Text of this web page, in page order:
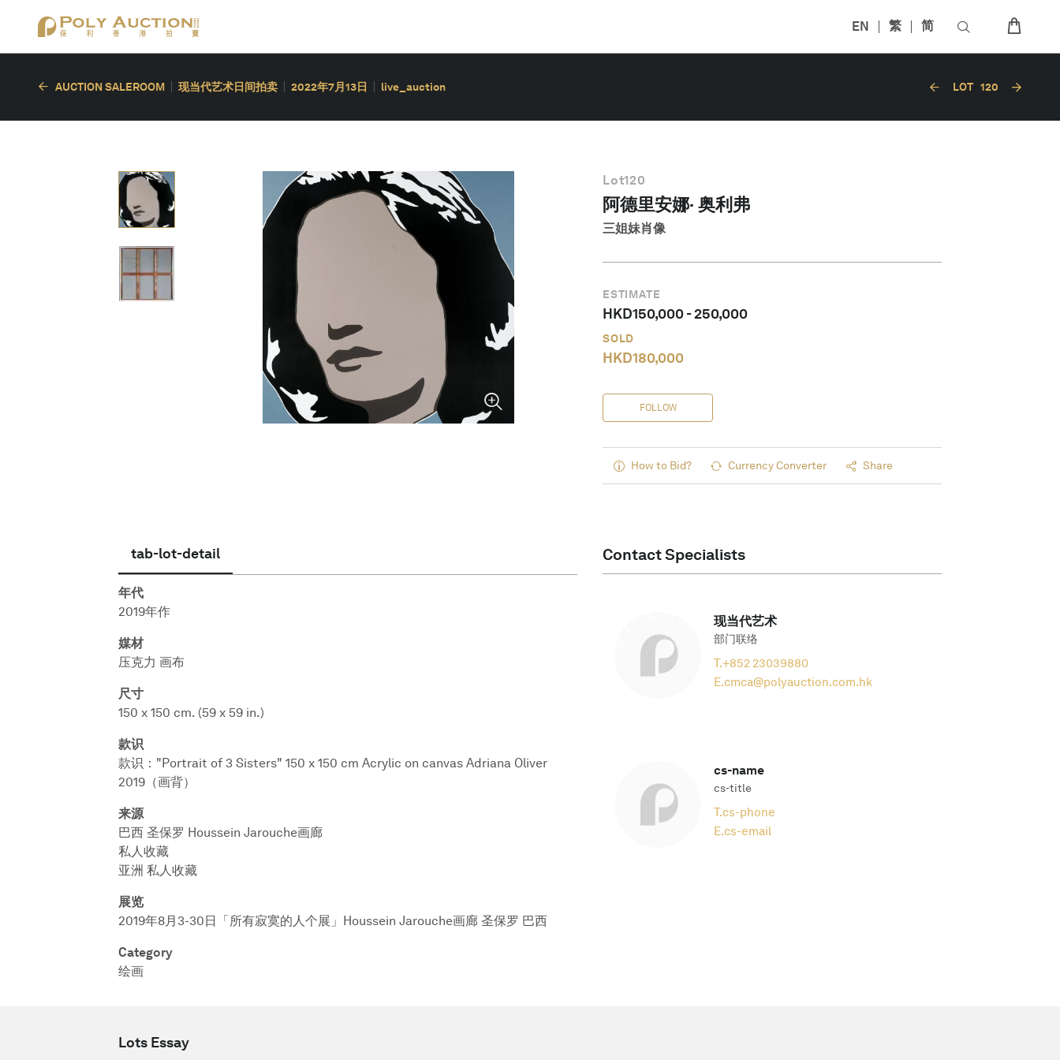
EN 繁 简
AUCTION SALEROOM 现当代艺术日间拍卖 2022年7月13日 live_auction LOT 120
Lot120
阿德里安娜· 奥利弗
三姐妹肖像
ESTIMATE
HKD150,000-250,000
SOLD
HKD180,000
FOLLOW
How to Bid? Currency Converter Share
tab-lot-detail
年代
2019年作
媒材
压克力 画布
尺寸
150 x 150 cm. (59 x 59 in.)
款识
款识："Portrait of 3 Sisters" 150 x 150 cm Acrylic on canvas Adriana Oliver
2019（画背）
来源
巴西 圣保罗 Houssein Jarouche画廊
私人收藏
亚洲 私人收藏
展览
2019年8月3-30日「所有寂寞的人个展」Houssein Jarouche画廊 圣保罗 巴西
Category
绘画
Contact Specialists
现当代艺术
部门联络
T.+852 23039880
E.cmca@polyauction.com.hk
cs-name
cs-title
T.cs-phone
E.cs-email
Lots Essay